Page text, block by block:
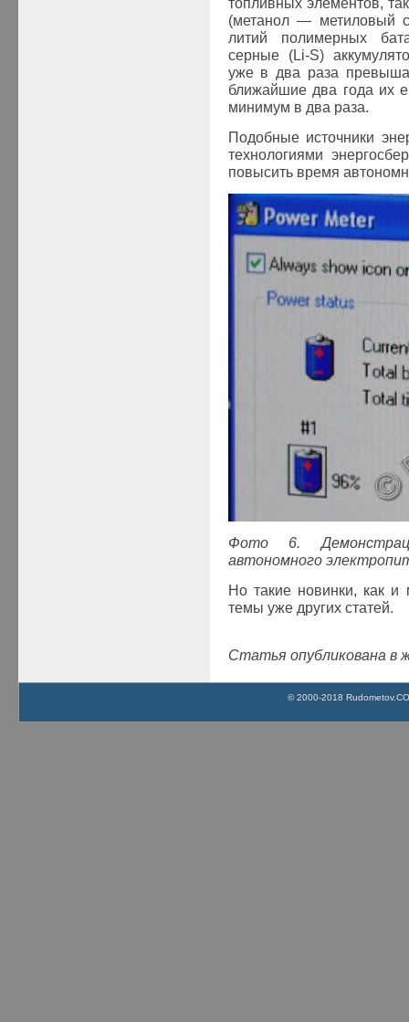
топливных элементов,
(метанол — метиловый
литий полимерных
серные (Li-S)
уже в два раза
ближайшие два года их
минимум в два раза.
Подобные источники
технологиями
повысить время
Фото 6.
автономного
Но такие новинки, как и
темы уже других статей.
Статья опубликована в
© 2000-2018